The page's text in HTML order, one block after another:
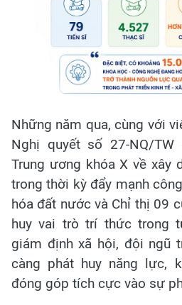
Những năm qua, cùng với
Nghị quyết số 27-NQ/TW
Trung ương khóa X về xây
trong thời kỳ đẩy mạnh
hóa đất nước và Chỉ thị 09
huy vai trò trí thức trong
giám định xã hội, đội ngũ
càng phát huy năng lực,
đóng góp tích cực vào sự